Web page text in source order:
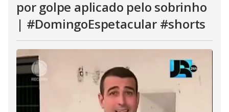
por golpe aplicado pelo sobrinho
| #DomingoEspetacular #shorts